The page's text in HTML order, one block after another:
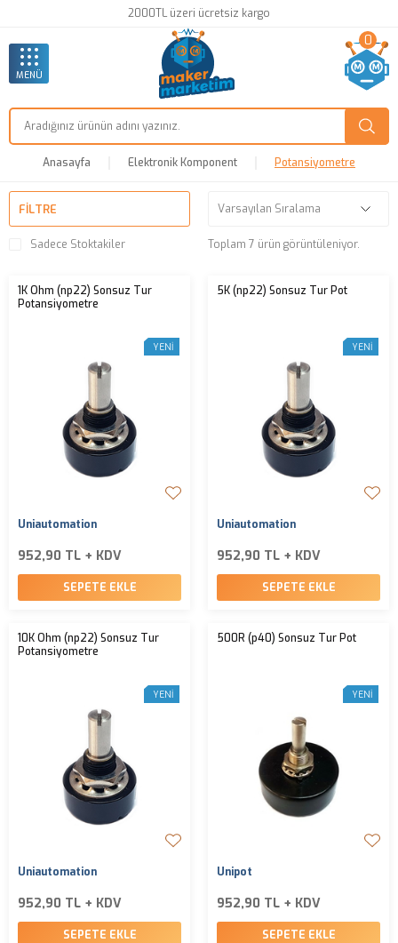
2000TL üzeri ücretsiz kargo
MENÜ
0
Anasayfa Elektronik Komponent Potansiyometre
FILTRE
Sadece Stoktakiler Toplam 7 ürün görüntüleniyor.
1K Ohm (np22) Sonsuz Tur
Potansiyometre
YENI
Uniautomation
952,90 TL + KDV
SEPETE EKLE
5K (np22) Sonsuz Tur Pot
YENI
Uniautomation
952,90 TL + KDV
SEPETE EKLE
10K Ohm (np22) Sonsuz Tur
Potansiyometre
YENI
Uniautomation
952,90 TL + KDV
SEPETE EKLE
500R (p40) Sonsuz Tur Pot
YENI
Unipot
952,90 TL + KDV
SEPETE EKLE